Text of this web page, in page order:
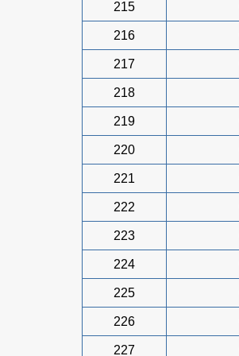
215
216
217
218
219
220
221
222
223
224
225
226
227